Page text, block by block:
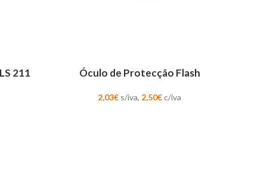
211 Óculo de Protecção Flash
2,03€ s/iva, 2,50€c/iva